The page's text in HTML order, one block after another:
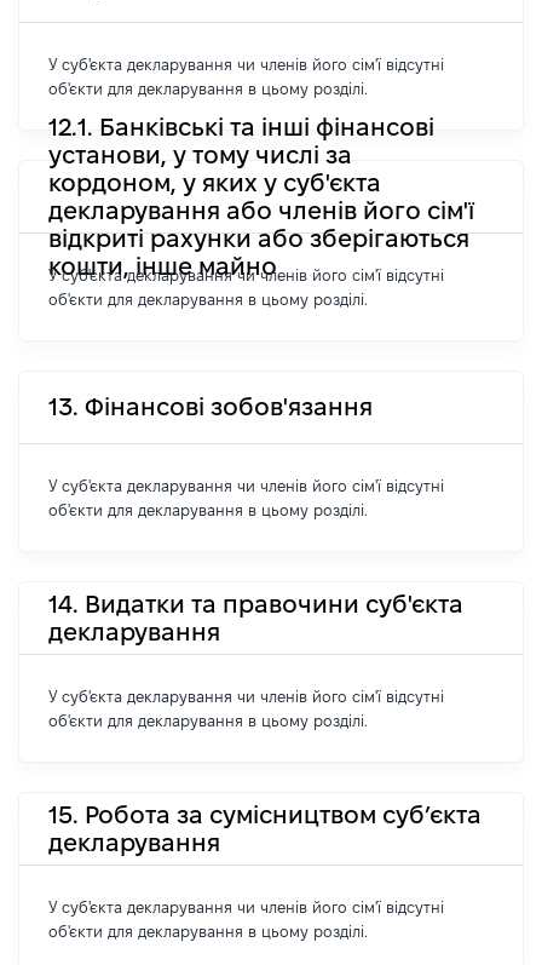
У суб'єкта декларування чи членів його сім'ї відсутні
об'єкти для декларування в цьому розділі.
12.1. Банківські та інші фінансові
установи, у тому числі за
кордоном, у яких у суб'єкта
декларування або членів його сім'ї
відкриті рахунки або зберігаються
кошти, інше майно
У суб'єкта декларування чи членів його сім'ї відсутні
об'єкти для декларування в цьому розділі.
13. Фінансові зобов'язання
У суб'єкта декларування чи членів його сім'ї відсутні
об'єкти для декларування в цьому розділі.
14. Видатки та правочини суб'єкта
декларування
У суб'єкта декларування чи членів його сім'ї відсутні
об'єкти для декларування в цьому розділі.
15. Робота за сумісництвом суб’єкта
декларування
У суб'єкта декларування чи членів його сім'ї відсутні
об'єкти для декларування в цьому розділі.